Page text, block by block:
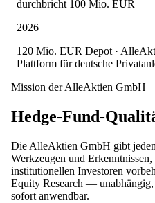
durchbricht 100 Mio. EUR
2026
120 Mio. EUR Depot ·
Plattform für deutsche
Mission der AlleAktien GmbH
Hedge-Fund-
Die AlleAktien GmbH gibt
Werkzeugen und
institutionellen Investoren
Equity Research —
sofort anwendbar.